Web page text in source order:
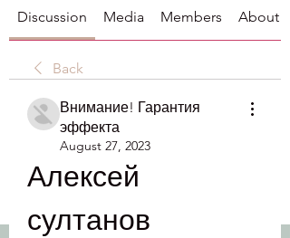
Discussion Media Members About
Back
Внимание! Гарантия
эффекта
August 27, 2023
Алексей
султанов